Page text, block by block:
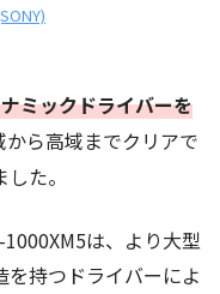
ミックドライバーを
ら高域までクリアで
た。
は、より大型
持つドライバーによ